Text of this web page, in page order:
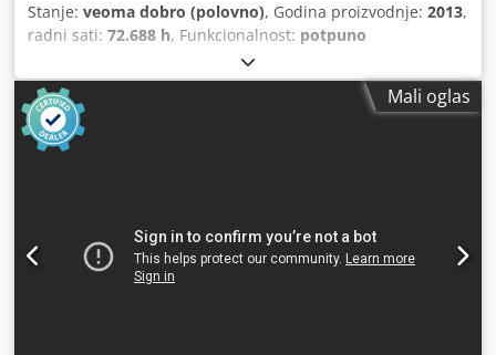
Stanje: veoma dobro (polovno), Godina proizvodnje: 2013,
radni sati: 72.688 h, Funkcionalnost: potpuno
, Vijčani kompresor Atlas Copco GA45VSDFF
Pretvarač i sušač integrisani. 45 kW 12,75 bara 8,67
m3/min Godina proizvodnje: 2013 Radni sati: 72.688 sati
Dwodpfsznlx Sex Aklsa
Mali oglas